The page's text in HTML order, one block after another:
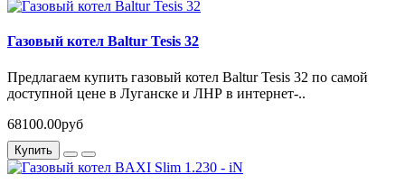
Газовый котел Baltur Tesis 32
Предлагаем купить газовый котел Baltur Tesis 32 по самой
доступной цене в Луганске и ЛНР в интернет-..
68100.00руб
Купить